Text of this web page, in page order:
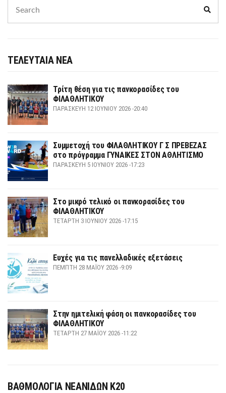
for:
ΤΕΛΕΥΤΑΙΑ ΝΕΑ
Τρίτη θέση για τις πανκορασίδες του
ΦΙΛΑΘΛΗΤΙΚΟΥ
ΠΑΡΑΣΚΕΥΉ 12 ΙΟΥΝΊΟΥ 2026 -20:40
Συμμετοχή του ΦΙΛΑΘΛΗΤΙΚΟΥ Γ Σ ΠΡΕΒΕΖΑΣ
στο πρόγραμμα ΓΥΝΑΙΚΕΣ ΣΤΟΝ ΑΘΛΗΤΙΣΜΟ
ΠΑΡΑΣΚΕΥΉ 5 ΙΟΥΝΊΟΥ 2026 -17:23
Στο μικρό τελικό οι πανκορασίδες του
ΦΙΛΑΘΛΗΤΙΚΟΥ
ΤΕΤΆΡΤΗ 3 ΙΟΥΝΊΟΥ 2026 -17:15
Ευχές για τις πανελλαδικές εξετάσεις
ΠΈΜΠΤΗ 28 ΜΑΪ́ΟΥ 2026 -9:09
Στην ημιτελική φάση οι πανκορασίδες του
ΦΙΛΑΘΛΗΤΙΚΟΥ
ΤΕΤΆΡΤΗ 27 ΜΑΪ́ΟΥ 2026 -11:22
ΒΑΘΜΟΛΟΓΙΑ ΝΕΑΝΙΔΩΝ Κ20